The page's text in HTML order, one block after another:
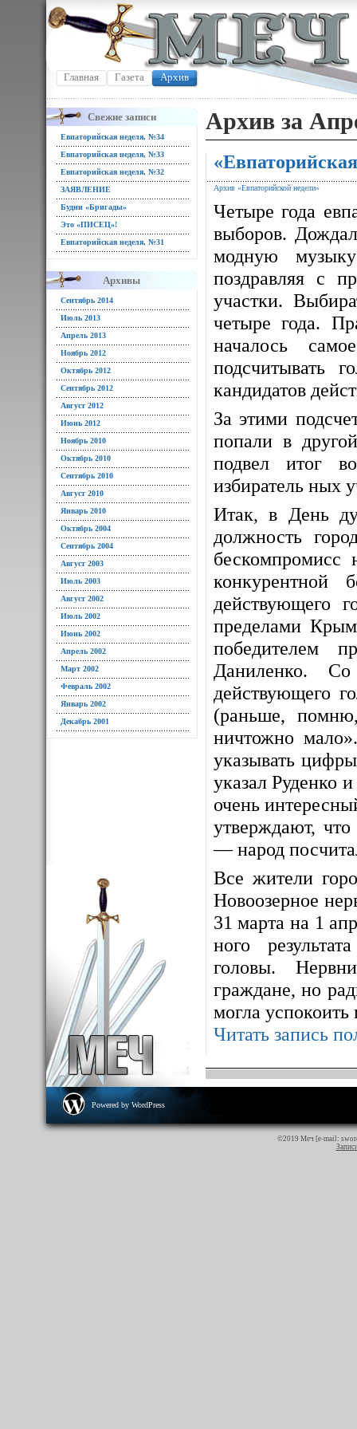
Главная Газета Архив
Свежие записи
Евпаторийская неделя, №34
Евпаторийская неделя, №33
Евпаторийская неделя, №32
ЗАЯВЛЕНИЕ
Будни «Бригады»
Это «ПИСЕЦ»!
Евпаторийская неделя, №31
Архивы
Сентябрь 2014
Июль 2013
Апрель 2013
Ноябрь 2012
Октябрь 2012
Сентябрь 2012
Август 2012
Июнь 2012
Ноябрь 2010
Октябрь 2010
Сентябрь 2010
Август 2010
Январь 2010
Октябрь 2004
Сентябрь 2004
Август 2003
Июль 2003
Август 2002
Июль 2002
Июнь 2002
Апрель 2002
Март 2002
Февраль 2002
Январь 2002
Декабрь 2001
Архив за
Архив «Евпаторийской недели»
Четыре года
выборов.
модную
поздравляя с
участки.
четыре года.
началось
подсчитывать
кандидатов
За этими
попали в
подвел итог
избиратель ных
Итак, в День
должность
бескомпромисс
конкурентной
действующего
пределами
победителем
Даниленко.
действующего
(раньше,
ничтожно
указывать
указал Руденко
очень
утверждают,
— народ
Все жители
Новоозерное
31 марта на 1
ного
головы.
граждане, но
могла успокоить
Читать запись
Powered by WordPress
©2019 Меч [e-mail: